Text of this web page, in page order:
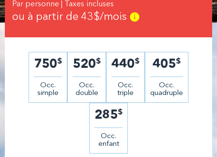
Par personne | Taxes incluses
ou à partir de 43$/mois
750$
Occ.
simple
520$
Occ.
double
440$
Occ.
triple
405$
Occ.
quadruple
285$
Occ.
enfant